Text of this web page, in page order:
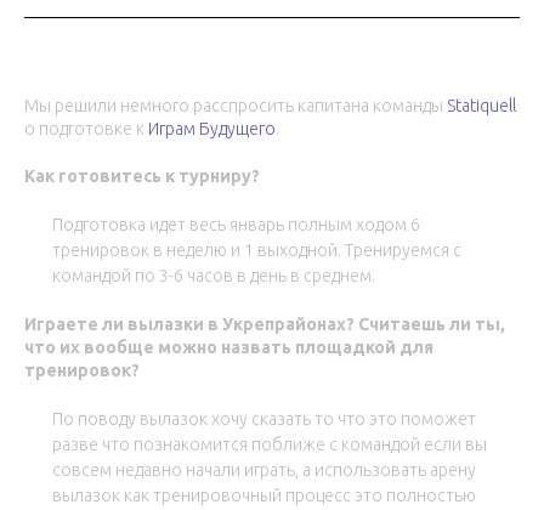
Мы решили немного расспросить капитана команды Statiquell
о подготовке к Играм Будущего.
Как готовитесь к турниру?
Подготовка идет весь январь полным ходом 6
тренировок в неделю и 1 выходной. Тренируемся с
командой по 3-6 часов в день в среднем.
Играете ли вылазки в Укрепрайонах? Считаешь ли ты,
что их вообще можно назвать площадкой для
тренировок?
По поводу вылазок хочу сказать то что это поможет
разве что познакомится поближе с командой если вы
совсем недавно начали играть, а использовать арену
вылазок как тренировочный процесс это полностью